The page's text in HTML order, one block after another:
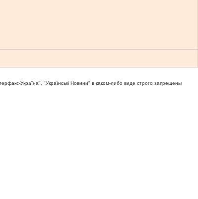
Україна", "Українськi Новини" в каком-либо виде строго запрещены